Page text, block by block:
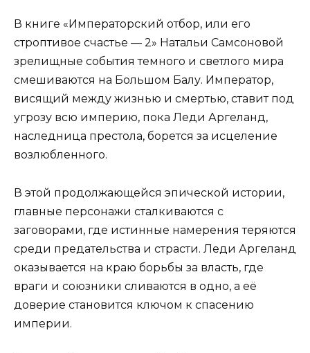
В книге «Императорский отбор, или его
строптивое счастье — 2» Натальи Самсоновой
зрелищные события темного и светлого мира
смешиваются на Большом Балу. Император,
висящий между жизнью и смертью, ставит под
угрозу всю империю, пока Леди Аргеланд,
наследница престола, борется за исцеление
возлюбленного.
В этой продолжающейся эпической истории,
главные персонажи сталкиваются с
заговорами, где истинные намерения теряются
среди предательства и страсти. Леди Аргеланд
оказывается на краю борьбы за власть, где
враги и союзники сливаются в одно, а её
доверие становится ключом к спасению
империи.